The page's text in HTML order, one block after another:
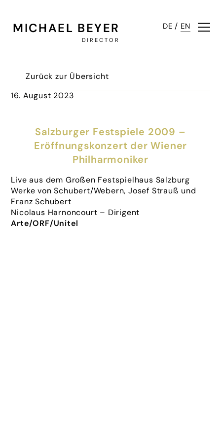
MICHAEL BEYER
DIRECTOR
DE / EN
Zurück zur Übersicht
16. August 2023
Salzburger Festspiele 2009 –
Eröffnungskonzert der Wiener
Philharmoniker
Live aus dem Großen Festspielhaus Salzburg
Werke von Schubert/Webern, Josef Strauß und
Franz Schubert
Nicolaus Harnoncourt – Dirigent
Arte/ORF/Unitel